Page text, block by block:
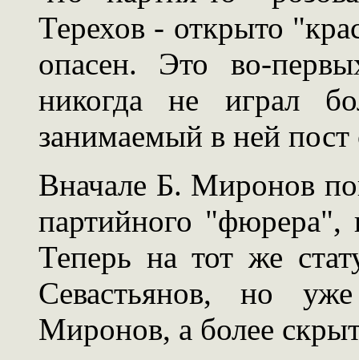
Терехов - открыто
опасен. Это во-
никогда не играл
занимаемый в ней пост
Вначале Б. Миронов
партийного
Теперь на тот же
Севастьянов, но
Миронов, а более